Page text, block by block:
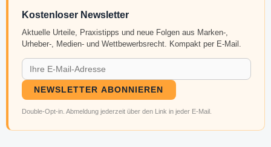
Kostenloser Newsletter
Aktuelle Urteile, Praxistipps und neue Folgen aus Marken-,
Urheber-, Medien- und Wettbewerbsrecht. Kompakt per E-Mail.
NEWSLETTER ABONNIEREN
Double-Opt-in. Abmeldung jederzeit über den Link in jeder E-Mail.